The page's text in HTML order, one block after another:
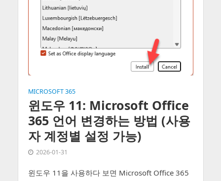
MICROSOFT 365
윈도우 11: Microsoft Office
365 언어 변경하는 방법 (사용
자 계정별 설정 가능)
2026-01-31
윈도우 11을 사용하다 보면 Microsoft Office 365